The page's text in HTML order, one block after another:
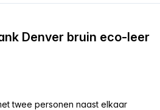
Denver bruin eco-leer
twee personen naast elkaar